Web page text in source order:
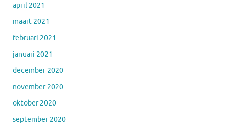
april 2021
maart 2021
februari 2021
januari 2021
december 2020
november 2020
oktober 2020
september 2020